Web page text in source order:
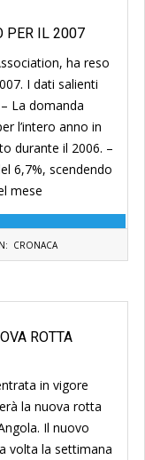
PER IL 2007
ha reso
I dati salienti
La domanda
l’intero anno in
durante il 2006. –
6,7%, scendendo
mese
CRONACA
ROTTA
in vigore
la nuova rotta
Il nuovo
volta la settimana